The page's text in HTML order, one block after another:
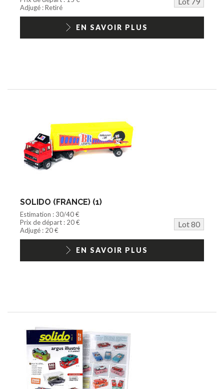
Adjugé : Retiré
EN SAVOIR PLUS
SOLIDO (FRANCE) (1)
Estimation : 30/40 €
Prix de départ : 20 €
Lot 80
Adjugé : 20 €
EN SAVOIR PLUS